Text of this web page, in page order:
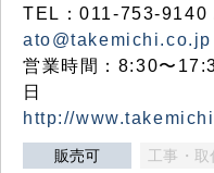
TEL：011-753-
ato@takemichi.co.jp
営業時間：8:30〜
日
http://
販売可 工事・取